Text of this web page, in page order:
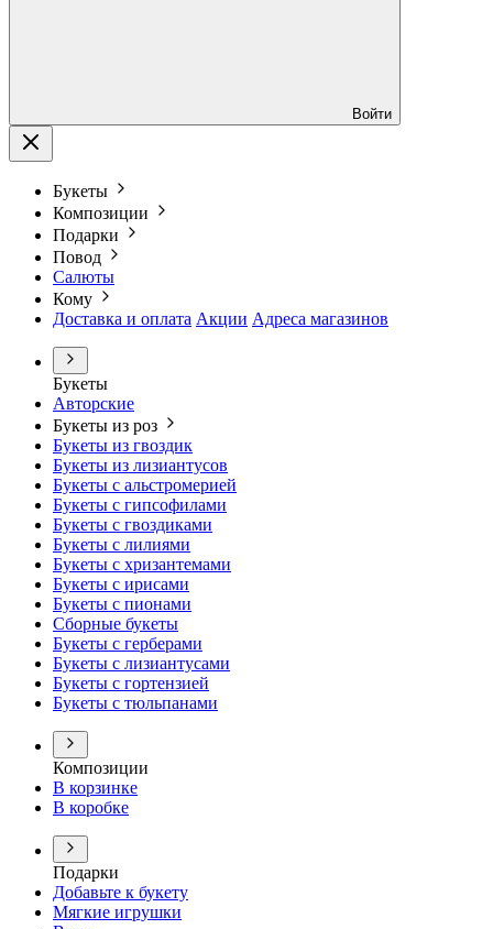
Войти
Букеты
Композиции
Подарки
Повод
Салюты
Кому
Доставка и оплата Акции Адреса магазинов
Букеты
Авторские
Букеты из роз
Букеты из гвоздик
Букеты из лизиантусов
Букеты с альстромерией
Букеты с гипсофилами
Букеты с гвоздиками
Букеты с лилиями
Букеты с хризантемами
Букеты с ирисами
Букеты с пионами
Сборные букеты
Букеты с герберами
Букеты с лизиантусами
Букеты с гортензией
Букеты с тюльпанами
Композиции
В корзинке
В коробке
Подарки
Добавьте к букету
Мягкие игрушки